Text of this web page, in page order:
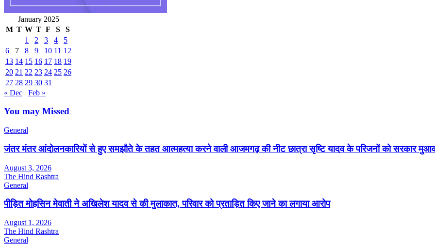
January 2025
M T W T F S
S
1
2 3 4
5
6
7 8 9 10 11 12
13 14 15 16 17 18 19
20 21 22 23 24 25 26
27 28 29 30 31
« Dec
Feb »
You may Missed
General
जंतर मंतर आंदोलनकारियों से हुए समझौते के तहत आत्महत्या करने वाली आजमगढ़ की नीट छात्रा सृष्टि यादव के परिजनों को सरकार
August 3, 2026
The Hind Rashtra
General
पीड़ित मोहसिन मेवाती ने अखिलेश यादव से की मुलाकात, परिवार को प्रताड़ित किए जाने का लगाया आरोप
August 1, 2026
The Hind Rashtra
General